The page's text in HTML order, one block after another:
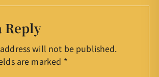
Reply
will not be published.
are marked *